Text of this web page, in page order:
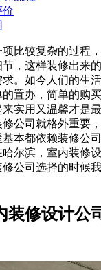
价
比较复杂的过程
，这样装修出来
。如今人们的生
置办，简单的购
实用又温馨才是
公司就格外重要
本都依赖装修公
尔滨，室内装修
公司选择的时候
装修设计公